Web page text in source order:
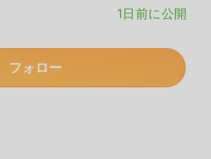
1日前に公開
フォロー